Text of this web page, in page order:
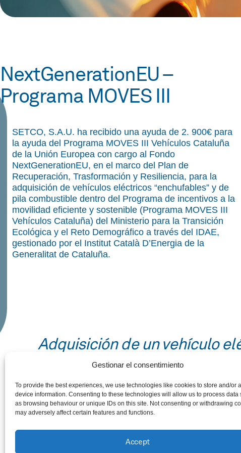
Gestionar el consentimiento
To provide the best experiences, we use technologies like cookies to store and/or
device information. Consenting to these technologies will allow us to process data
as browsing behaviour or unique IDs on this site. Not consenting or withdrawing
may adversely affect certain features and functions.
Accept
NextGenerationEU –
Programa MOVES III
SETCO, S.A.U. ha recibido una ayuda de 2. 900€ para
la ayuda del Programa MOVES III Vehículos Cataluña
de la Unión Europea con cargo al Fondo
NextGenerationEU, en el marco del Plan de
Recuperación, Trasformación y Resiliencia, para la
adquisición de vehículos eléctricos “enchufables” y de
pila combustible dentro del Programa de incentivos a la
movilidad eficiente y sostenible (Programa MOVES III
Vehículos Cataluña) del Ministerio para la Transición
Ecológica y el Reto Demográfico a través del IDAE,
gestionado por el Institut Català D’Energia de la
Generalitat de Cataluña.
Adquisición de un vehículo